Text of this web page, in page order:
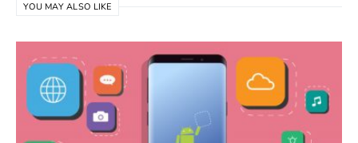
YOU MAY ALSO LIKE